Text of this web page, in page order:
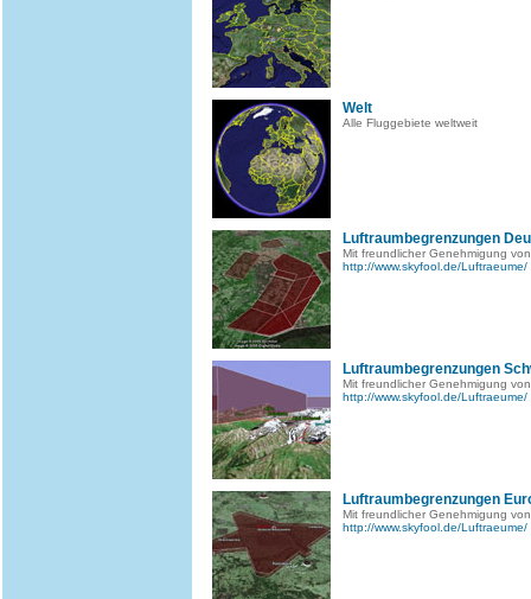
Welt
Alle Fluggebiete weltweit
Luftraumbegrenzungen
Mit freundlicher Genehmigung
http://www.skyfool.de/Luftraeume/
Luftraumbegrenzungen
Mit freundlicher Genehmigung
http://www.skyfool.de/Luftraeume/
Luftraumbegrenzungen
Mit freundlicher Genehmigung
http://www.skyfool.de/Luftraeume/